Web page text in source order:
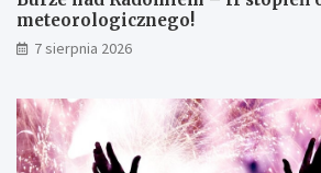
o
k
l
i
s
t
o
l
o
c
z
n
meteorologicznego!
7 sierpnia 2026